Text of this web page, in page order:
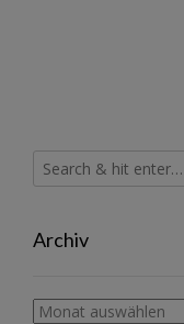
Archiv
Archiv